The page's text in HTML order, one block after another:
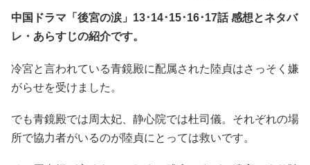
中国ドラマ「後宮の涙」13･14･15･16･17話 感想とネタバ
レ・あらすじの紹介です。
冷宮と言われている青鏡殿に配属された陸貞はさっそく嫌
がらせを受けました。
でも青鏡殿では周太妃、静心院では杜司儀。それぞれの場
所で協力者がいるのが陸貞にとっては救いです。